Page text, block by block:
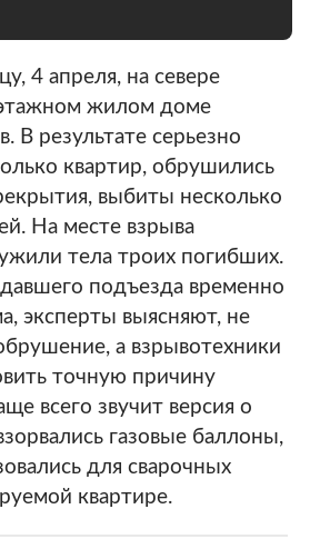
4 апреля, на севере
жилом доме
В результате серьезно
квартир, обрушились
выбиты несколько
На месте взрыва
тела троих погибших.
подъезда временно
эксперты выясняют, не
а взрывотехники
точную причину
всего звучит версия о
газовые баллоны,
для сварочных
квартире.